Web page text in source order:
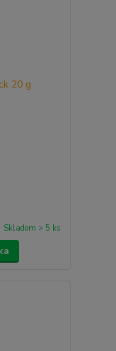
Skladom > 5 ks